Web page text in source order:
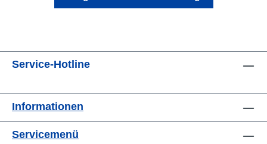
Service-Hotline
Informationen
Servicemenü